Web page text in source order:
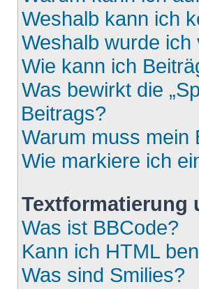
Weshalb kann ich
Weshalb wurde ich
Wie kann ich
Was bewirkt die
Beitrags?
Warum muss mein
Wie markiere ich
Textformatierung
Was ist BBCode?
Kann ich HTML
Was sind Smilies?